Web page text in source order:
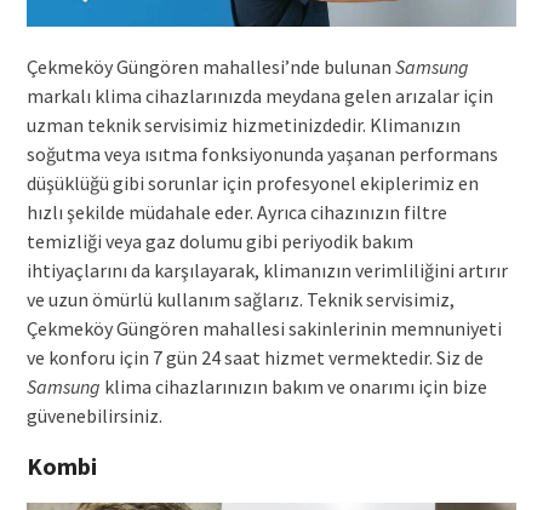
Çekmeköy Güngören mahallesi’nde bulunan Samsung
markalı klima cihazlarınızda meydana gelen arızalar için
uzman teknik servisimiz hizmetinizdedir. Klimanızın
soğutma veya ısıtma fonksiyonunda yaşanan performans
düşüklüğü gibi sorunlar için profesyonel ekiplerimiz en
hızlı şekilde müdahale eder. Ayrıca cihazınızın filtre
temizliği veya gaz dolumu gibi periyodik bakım
ihtiyaçlarını da karşılayarak, klimanızın verimliliğini artırır
ve uzun ömürlü kullanım sağlarız. Teknik servisimiz,
Çekmeköy Güngören mahallesi sakinlerinin memnuniyeti
ve konforu için 7 gün 24 saat hizmet vermektedir. Siz de
Samsung klima cihazlarınızın bakım ve onarımı için bize
güvenebilirsiniz.
Kombi